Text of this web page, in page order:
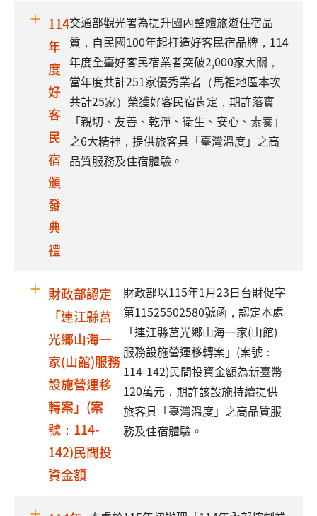
114
年
度
好
客
民
宿
頒
發
典
禮
交通部觀光署為提升國內整體旅遊住宿品
質，自民國100年起打造好客民宿品牌，114
年度全臺好客民宿業者突破2,000家大關，
當年度共計251家優秀業者（馬祖地區本次
共計25家）榮獲好客民宿肯定，期許落實
「親切、友善、乾淨、衛生、安心、素養」
之6大精神，提供旅客具「臺灣溫度」之高
品質服務及住宿體驗。
財政部認定
「連江縣莒
光鄉山海一
家(山館)服務
設施營運移
轉案」(案
號：114-
142)民間投
資金額
財政部以115年1月23日台財促字
第11525502580號函，認定本處
「連江縣莒光鄉山海一家(山館)
服務設施營運移轉案」(案號：
114-142)民間投資金額為新臺幣
120萬元，期許該設施持續提供
旅客具「臺灣溫度」之高品質服
務及住宿體驗。